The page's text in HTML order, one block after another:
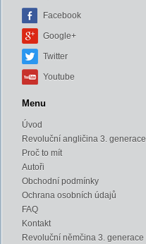
Facebook
Google+
Twitter
Youtube
Menu
Úvod
Revoluční angličina 3. generace
Proč to mít
Autoři
Obchodní podmínky
Ochrana osobních údajů
FAQ
Kontakt
Revoluční němčina 3. generace